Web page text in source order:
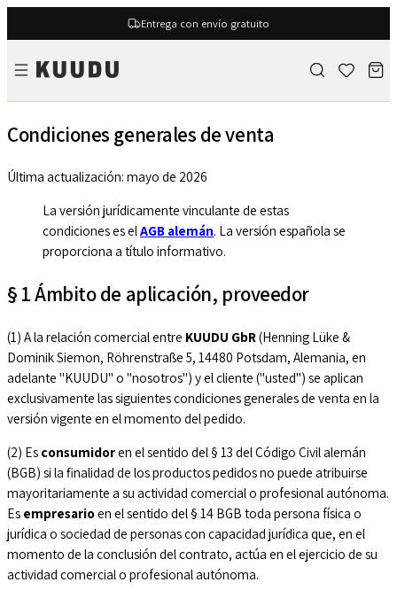
Entrega con envío gratuito
Condiciones generales de venta
Última actualización: mayo de 2026
La versión jurídicamente vinculante de estas
condiciones es elAGB alemán. La versión española se
proporciona a título informativo.
§ 1 Ámbito de aplicación, proveedor
(1) A la relación comercial entre KUUDU GbR(Henning Lüke &
Dominik Siemon, Röhrenstraße 5, 14480 Potsdam, Alemania, en
adelante "KUUDU" o "nosotros") y el cliente ("usted") se aplican
exclusivamente las siguientes condiciones generales de venta en la
versión vigente en el momento del pedido.
(2) Es consumidoren el sentido del § 13 del Código Civil alemán
(BGB) si la finalidad de los productos pedidos no puede atribuirse
mayoritariamente a su actividad comercial o profesional autónoma.
Es empresarioen el sentido del § 14 BGB toda persona física o
jurídica o sociedad de personas con capacidad jurídica que, en el
momento de la conclusión del contrato, actúa en el ejercicio de su
actividad comercial o profesional autónoma.